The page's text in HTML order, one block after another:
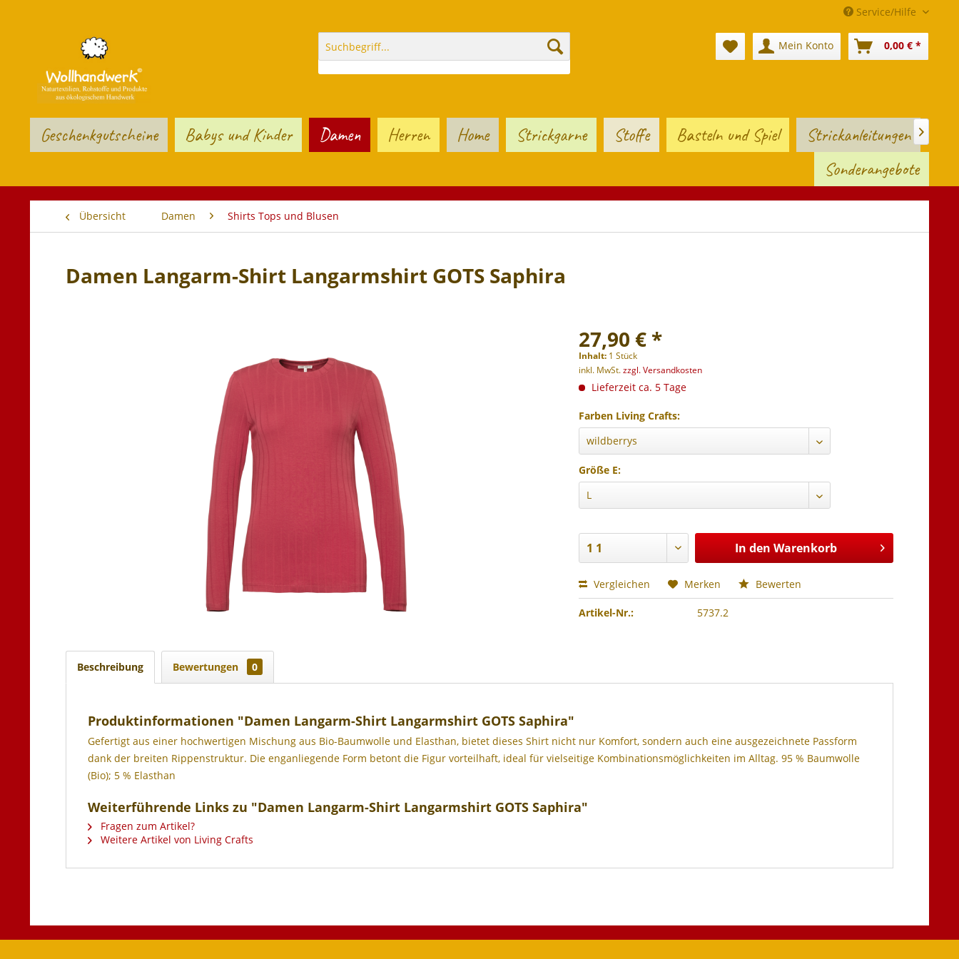
Service/Hilfe
Mein Konto 0,00 € *
Geschenkgutscheine Babys und Kinder Damen Herren Home Strickgarne Stoffe Basteln und Spiel
Strickanleitungen
Sonderangebote

Übersicht Damen Shirts Tops und Blusen
Damen Langarm-Shirt Langarmshirt GOTS Saphira
27,90 € *
Inhalt: 1 Stück
inkl. MwSt.zzgl. Versandkosten
Lieferzeit ca. 5 Tage
Farben Living Crafts:
Größe E:
In den Warenkorb
Vergleichen Merken Bewerten
Artikel-Nr.: 5737.2
Beschreibung Bewertungen 0
Produktinformationen "Damen Langarm-Shirt Langarmshirt GOTS Saphira"
Gefertigt aus einer hochwertigen Mischung aus Bio-Baumwolle und Elasthan, bietet dieses Shirt nicht nur Komfort, sondern auch eine ausgezeichnete Passform
dank der breiten Rippenstruktur. Die enganliegende Form betont die Figur vorteilhaft, ideal für vielseitige Kombinationsmöglichkeiten im Alltag. 95 % Baumwolle
(Bio); 5 % Elasthan
Weiterführende Links zu "Damen Langarm-Shirt Langarmshirt GOTS Saphira"
Fragen zum Artikel?
Weitere Artikel von Living Crafts